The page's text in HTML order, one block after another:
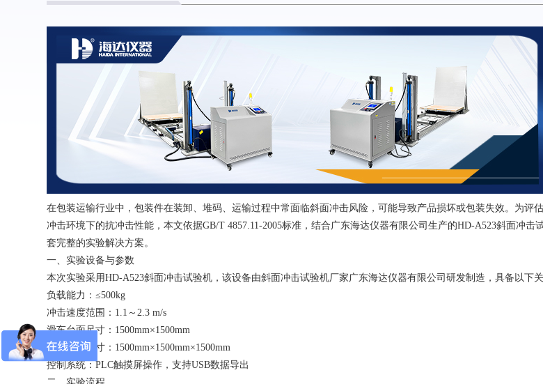
在包装运输行业中，包装件在装卸、堆码、运输过程中常面临斜面冲击风险，可能导致产品损坏或包装失效。为评
冲击环境下的抗冲击性能，本文依据GB/T 4857.11-2005标准，结合广东海达仪器有限公司生产的HD-A523斜面冲击
套完整的实验解决方案。
一、实验设备与参数
本次实验采用HD-A523斜面冲击试验机，该设备由斜面冲击试验机厂家广东海达仪器有限公司研发制造，具备以下关
负载能力：≤500kg
冲击速度范围： 1.1～2.3 m/s
滑车台面尺寸： 1500mm×1500mm
试样最大尺寸： 1500mm×1500mm×1500mm
控制系统：PLC触摸屏操作，支持USB数据导出